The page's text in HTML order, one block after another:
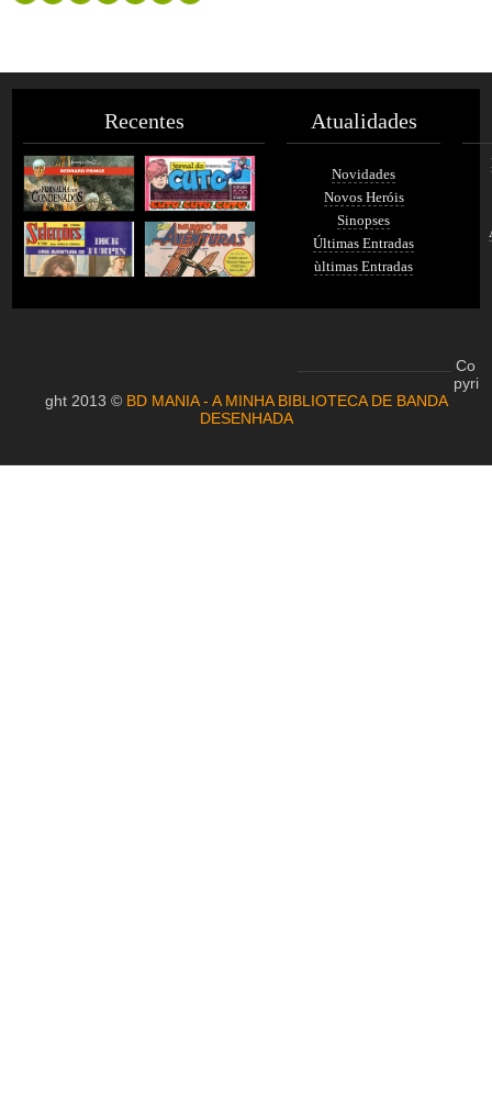
Recentes Atualidades
Novidades
Novos Heróis
Sinopses
Últimas Entradas
ùltimas Entradas
Co
pyri
ght 2013 © BD MANIA - A MINHA BIBLIOTECA DE BANDA
DESENHADA